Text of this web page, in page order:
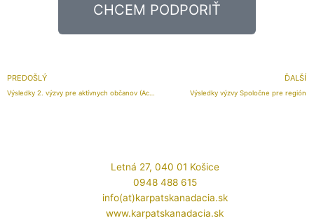
CHCEM PODPORIŤ
Prev
PREDOŠLÝ ĎALŠÍ
Výsledky výzvy Spoločne pre región
Letná 27, 040 01 Košice
0948 488 615
info(at)karpatskanadacia.sk
www.karpatskanadacia.sk